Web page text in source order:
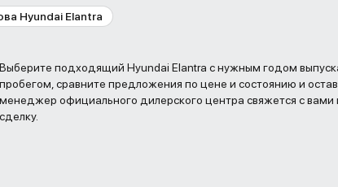
Hyundai Elantra
Выберите подходящий Hyundai Elantra с нужным годом
пробегом, сравните предложения по цене и состоянию и
менеджер официального дилерского центра свяжется с
сделку.